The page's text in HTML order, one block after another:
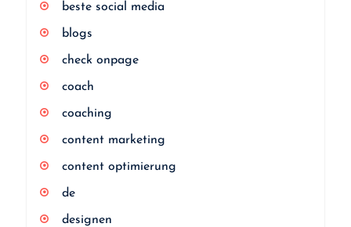
beste social media
blogs
check onpage
coach
coaching
content marketing
content optimierung
de
designen